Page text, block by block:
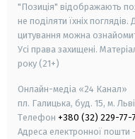
"Позиція" відображають
не поділяти їхніх
цитування можна
Усі права захищені.
року (21+)
Онлайн-медіа «24 Канал»
пл. Галицька, буд. 15, м.
Телефон +380 (32) 229-77-
Адреса електронної пошти